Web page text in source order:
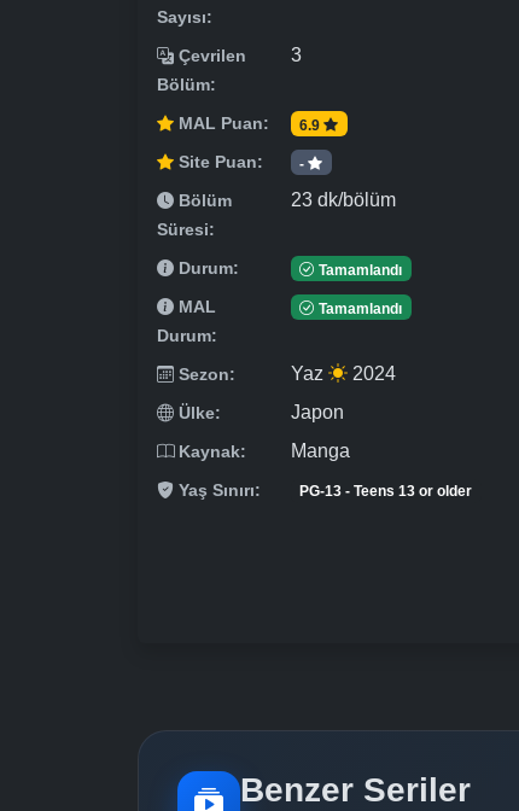
Sayısı:
Çevrilen
Bölüm:
3
MAL Puan: 6.9
Site Puan: -
Bölüm
Süresi:
23 dk/bölüm
Durum: Tamamlandı
MAL
Durum:
Tamamlandı
Sezon: Yaz 2024
Ülke: Japon
Kaynak: Manga
Yaş Sınırı: PG-13 - Teens 13 or older
Benzer Seriler